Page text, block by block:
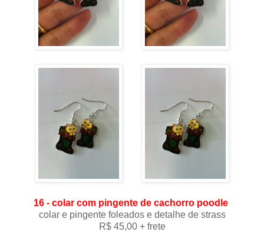
16 - colar com pingente de cachorro poodle
colar e pingente foleados e detalhe de strass
R$ 45,00 + frete